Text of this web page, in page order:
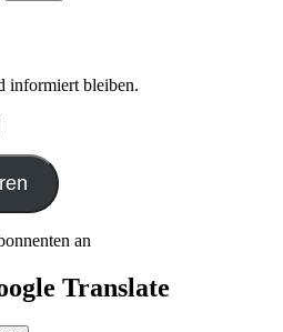
informiert bleiben.
an
Translate